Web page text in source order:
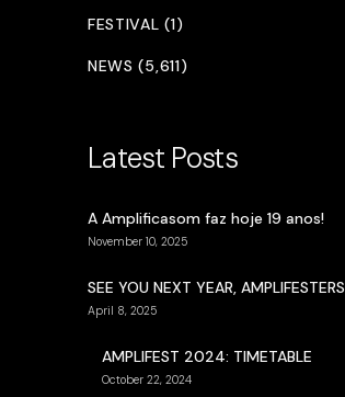
FESTIVAL (1)
NEWS (5,611)
Latest Posts
A Amplificasom faz hoje 19 anos!
November 10, 2025
SEE YOU NEXT YEAR, AMPLIFESTERS
April 8, 2025
AMPLIFEST 2024: TIMETABLE
October 22, 2024